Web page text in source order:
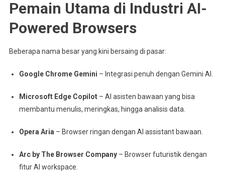
Pemain Utama di Industri AI-
Powered Browsers
Beberapa nama besar yang kini bersaing di pasar:
Google Chrome Gemini – Integrasi penuh dengan Gemini AI.
Microsoft Edge Copilot– AI asisten bawaan yang bisa
membantu menulis, meringkas, hingga analisis data.
Opera Aria – Browser ringan dengan AI assistant bawaan.
Arc by The Browser Company– Browser futuristik dengan
fitur AI workspace.